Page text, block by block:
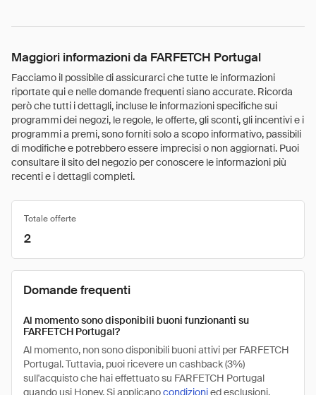
Maggiori informazioni da FARFETCH Portugal
Facciamo il possibile di assicurarci che tutte le informazioni
riportate qui e nelle domande frequenti siano accurate. Ricorda
però che tutti i dettagli, incluse le informazioni specifiche sui
programmi dei negozi, le regole, le offerte, gli sconti, gli incentivi e i
programmi a premi, sono forniti solo a scopo informativo, passibili
di modifiche e potrebbero essere imprecisi o non aggiornati. Puoi
consultare il sito del negozio per conoscere le informazioni più
recenti e i dettagli completi.
Totale offerte
2
Domande frequenti
Al momento sono disponibili buoni funzionanti su
FARFETCH Portugal?
Al momento, non sono disponibili buoni attivi per FARFETCH
Portugal. Tuttavia, puoi ricevere un cashback (3%)
sull'acquisto che hai effettuato su FARFETCH Portugal
quando usi Honey. Si applicanocondizionied esclusioni.